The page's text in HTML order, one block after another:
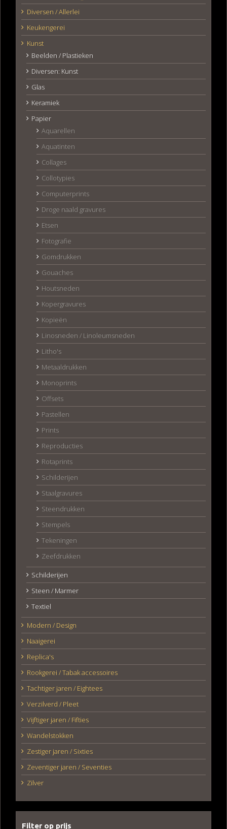
Diversen / Allerlei
Keukengerei
Kunst
Beelden / Plastieken
Diversen: Kunst
Glas
Keramiek
Papier
Aquarellen
Aquatinten
Collages
Collotypies
Computerprints
Droge naald gravures
Etsen
Fotografie
Gomdrukken
Gouaches
Houtsneden
Kopergravures
Kopieën
Linosneden / Linoleumsneden
Litho's
Metaaldrukken
Monoprints
Offsets
Pastellen
Prints
Reproducties
Rotaprints
Schilderijen
Staalgravures
Steendrukken
Stempels
Tekeningen
Zeefdrukken
Schilderijen
Steen / Marmer
Textiel
Modern / Design
Naaigerei
Replica's
Rookgerei / Tabak accessoires
Tachtiger jaren / Eightees
Verzilverd / Pleet
Vijftiger jaren / Fifties
Wandelstokken
Zestiger jaren / Sixties
Zeventiger jaren / Seventies
Zilver
Filter op prijs